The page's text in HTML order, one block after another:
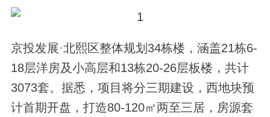
京投发展·北熙区整体规划34栋楼，涵盖21栋6-
18层洋房及小高层和13栋20-26层板楼，共计
3073套。据悉，项目将分三期建设，西地块预
计首期开盘，打造80-120㎡两至三居，房源套